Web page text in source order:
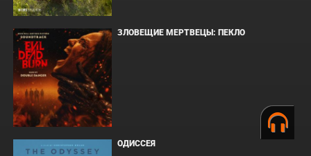
ЗЛОВЕЩИЕ МЕРТВЕЦЫ: ПЕКЛО
ОДИССЕЯ